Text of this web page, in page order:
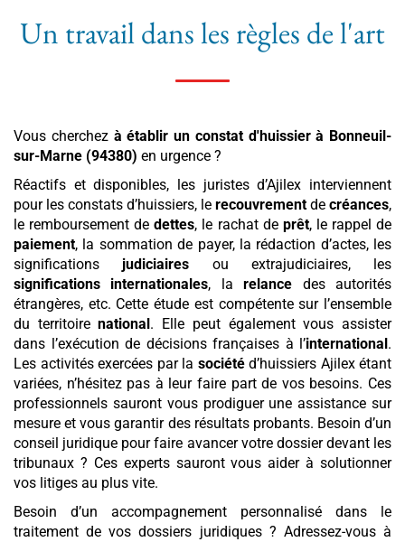
Un travail dans les règles de l'art
Vous cherchez à établir un constat d'huissier à Bonneuil-
sur-Marne (94380) en urgence ?
Réactifs et disponibles, les juristes d’Ajilex interviennent
pour les constats d’huissiers, le recouvrement de créances,
le remboursement dedettes, le rachat de prêt, le rappel de
paiement, la sommation de payer, la rédaction d’actes, les
significations judiciaires ou extrajudiciaires, les
significations internationales, larelance des autorités
étrangères, etc. Cette étude est compétente sur l’ensemble
du territoirenational . Elle peut également vous assister
dans l’exécution de décisions françaises à l’international .
Les activités exercées par la sociétéd’huissiers Ajilex étant
variées, n’hésitez pas à leur faire part de vos besoins. Ces
professionnels sauront vous prodiguer une assistance sur
mesure et vous garantir des résultats probants. Besoin d’un
conseil juridique pour faire avancer votre dossier devant les
tribunaux ? Ces experts sauront vous aider à solutionner
vos litiges au plus vite.
Besoin d’un accompagnement personnalisé dans le
traitement de vos dossiers juridiques ? Adressez-vous à